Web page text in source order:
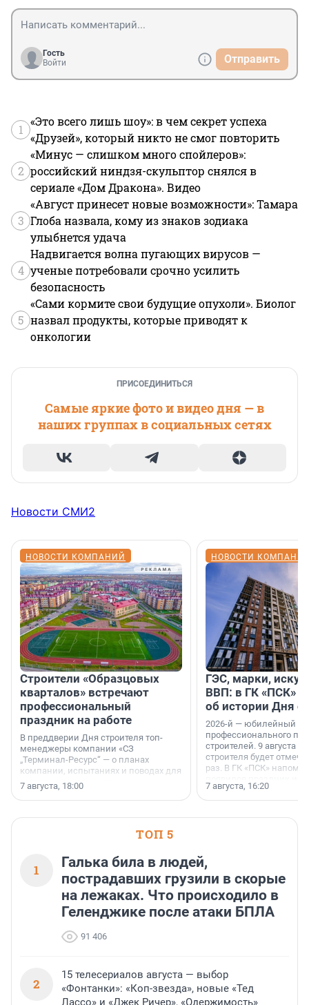
Гость
Войти
Отправить
1
«Это всего лишь шоу»: в чем секрет успеха
«Друзей», который никто не смог повторить
2
«Минус — слишком много спойлеров»:
российский ниндзя-скульптор снялся в
сериале «Дом Дракона». Видео
3
«Август принесет новые возможности»: Тамара
Глоба назвала, кому из знаков зодиака
улыбнется удача
4
Надвигается волна пугающих вирусов —
ученые потребовали срочно усилить
безопасность
5
«Сами кормите свои будущие опухоли». Биолог
назвал продукты, которые приводят к
онкологии
ПРИСОЕДИНИТЬСЯ
Самые яркие фото и видео дня — в
наших группах в социальных сетях
Новости СМИ2
НОВОСТИ КОМПАНИЙ
Строители «Образцовых
кварталов» встречают
профессиональный
праздник на работе
В преддверии Дня строителя топ-
менеджеры компании «СЗ
„Терминал-Ресурс“ — о планах
компании, испытаниях и поводах для
осторожного оптимизма.
7 августа, 18:00
НОВОСТИ
ГЭС, марки,
ВВП: в ГК «ПСК»
об истории Дня
2026-й — юбилейный
профессионального
строителей. 9 августа
строителя будет
раз. В ГК «ПСК»
поменялась роль
7 августа, 16:20
ТОП 5
1
Галька била в людей,
пострадавших грузили в скорые
на лежаках. Что происходило в
Геленджике после атаки БПЛА
91 406
2
15 телесериалов августа — выбор
«Фонтанки»: «Коп-звезда», новые «Тед
Лассо» и «Джек Ричер», «Одержимость»